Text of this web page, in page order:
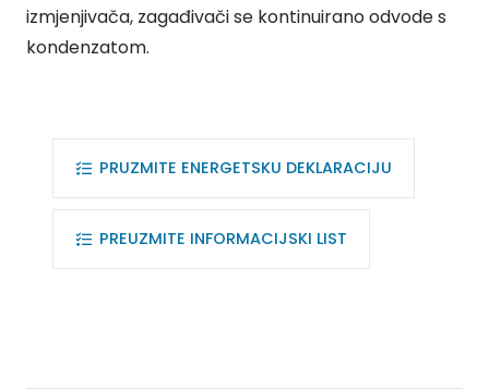
izmjenjivača, zagađivači se kontinuirano odvode s
kondenzatom.
PRUZMITE ENERGETSKU DEKLARACIJU
PREUZMITE INFORMACIJSKI LIST